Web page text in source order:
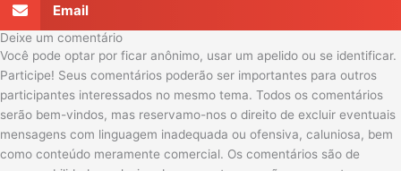
Email
Deixe um comentário
Você pode optar por ficar anônimo, usar um apelido ou se identificar.
Participe! Seus comentários poderão ser importantes para outros
participantes interessados no mesmo tema. Todos os comentários
serão bem-vindos, mas reservamo-nos o direito de excluir eventuais
mensagens com linguagem inadequada ou ofensiva, caluniosa, bem
como conteúdo meramente comercial. Os comentários são de